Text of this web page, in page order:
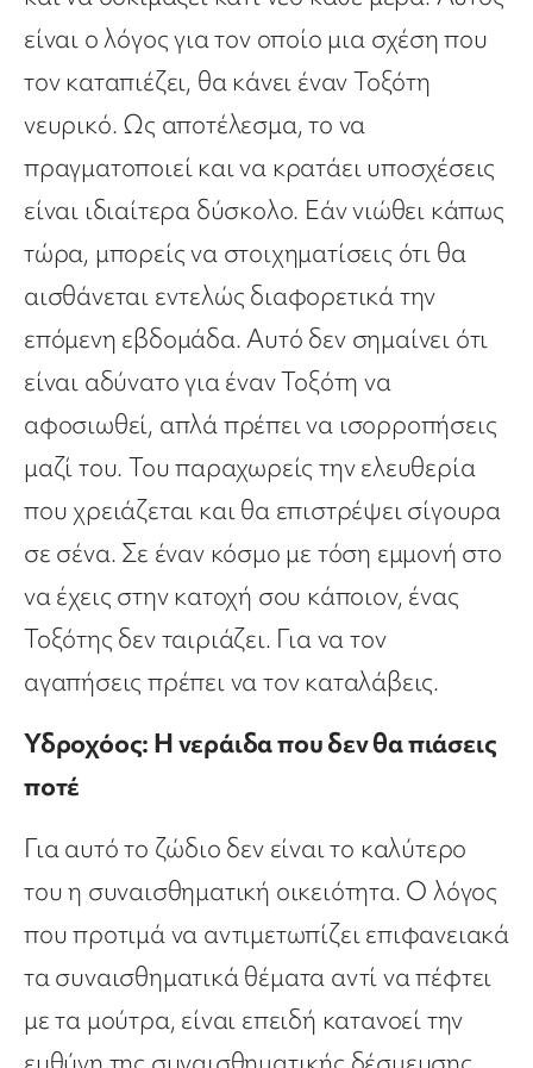
είναι ο λόγος για τον οποίο μια σχέση που
τον καταπιέζει, θα κάνει έναν Τοξότη
νευρικό. Ως αποτέλεσμα, το να
πραγματοποιεί και να κρατάει υποσχέσεις
είναι ιδιαίτερα δύσκολο. Εάν νιώθει κάπως
τώρα, μπορείς να στοιχηματίσεις ότι θα
αισθάνεται εντελώς διαφορετικά την
επόμενη εβδομάδα. Αυτό δεν σημαίνει ότι
είναι αδύνατο για έναν Τοξότη να
αφοσιωθεί, απλά πρέπει να ισορροπήσεις
μαζί του. Του παραχωρείς την ελευθερία
που χρειάζεται και θα επιστρέψει σίγουρα
σε σένα. Σε έναν κόσμο με τόση εμμονή στο
να έχεις στην κατοχή σου κάποιον, ένας
Τοξότης δεν ταιριάζει. Για να τον
αγαπήσεις πρέπει να τον καταλάβεις.
Υδροχόος: Η νεράιδα που δεν θα πιάσεις
ποτέ
Για αυτό το ζώδιο δεν είναι το καλύτερο
του η συναισθηματική οικειότητα. Ο λόγος
που προτιμά να αντιμετωπίζει επιφανειακά
τα συναισθηματικά θέματα αντί να πέφτει
με τα μούτρα, είναι επειδή κατανοεί την